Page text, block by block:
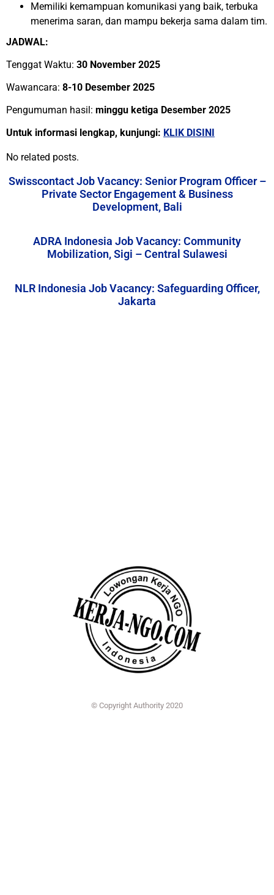
Memiliki kemampuan komunikasi yang baik, terbuka
menerima saran, dan mampu bekerja sama dalam tim.
JADWAL:
Tenggat Waktu: 30 November 2025
Wawancara: 8-10 Desember 2025
Pengumuman hasil: minggu ketiga Desember 2025
Untuk informasi lengkap, kunjungi: KLIK DISINI
No related posts.
Swisscontact Job Vacancy: Senior Program Officer –
Private Sector Engagement & Business
Development, Bali
ADRA Indonesia Job Vacancy: Community
Mobilization, Sigi – Central Sulawesi
NLR Indonesia Job Vacancy: Safeguarding Officer,
Jakarta
© Copyright Authority 2020